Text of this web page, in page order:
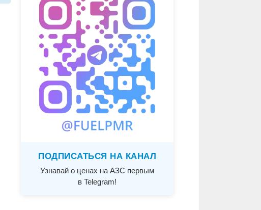
ПОДПИСАТЬСЯ НА КАНАЛ
Узнавай о ценах на АЗС первым
в Telegram!